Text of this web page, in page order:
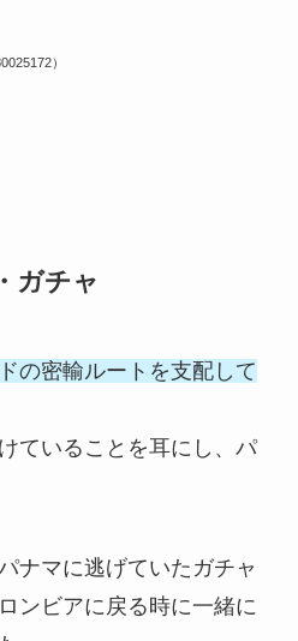
）
ガチャ
の密輸ルートを支配して
ていることを耳にし、パ
ナマに逃げていたガチャ
ンビアに戻る時に一緒に